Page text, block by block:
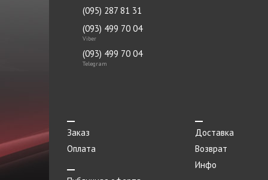
Опора
Панель
Патрубок
Переключатель
Плафоны
(095) 287 81 31
(093) 499 70 04
Viber
(093) 499 70 04
Telegram
Заказ
Оплата
Доставка
Возврат
Инфо